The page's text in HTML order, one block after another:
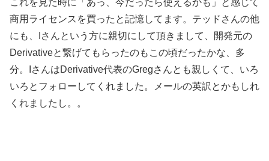
これを見た時に「あっ、今だったら使えるかも」と感じて
商用ライセンスを買ったと記憶してます。テッドさんの他
にも、Iさんという方に親切にして頂きまして、開発元の
Derivativeと繋げてもらったのもこの頃だったかな、多
分。IさんはDerivative代表のGregさんとも親しくて、いろ
いろとフォローしてくれました。メールの英訳とかもしれ
くれましたし。。